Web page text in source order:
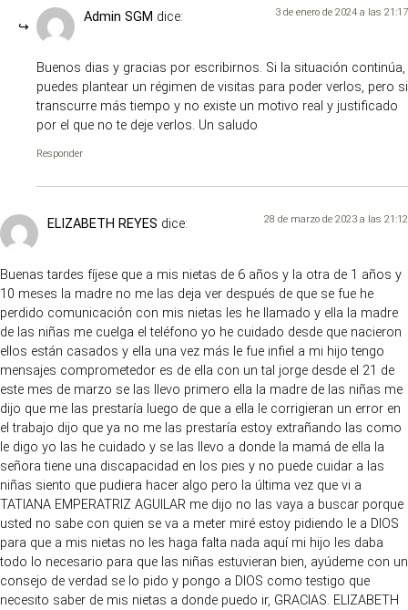
Admin SGM dice: 3 de enero de 2024 a las 21:17
Buenos dias y gracias por escribirnos. Si la situación continúa,
puedes plantear un régimen de visitas para poder verlos, pero si
transcurre más tiempo y no existe un motivo real y justificado
por el que no te deje verlos. Un saludo
Responder
ELIZABETH REYES dice: 28 de marzo de 2023 a las 21:12
Buenas tardes fíjese que a mis nietas de 6 años y la otra de 1 años y
10 meses la madre no me las deja ver después de que se fue he
perdido comunicación con mis nietas les he llamado y ella la madre
de las niñas me cuelga el teléfono yo he cuidado desde que nacieron
ellos están casados y ella una vez más le fue infiel a mi hijo tengo
mensajes comprometedor es de ella con un tal jorge desde el 21 de
este mes de marzo se las llevo primero ella la madre de las niñas me
dijo que me las prestaría luego de que a ella le corrigieran un error en
el trabajo dijo que ya no me las prestaría estoy extrañando las como
le digo yo las he cuidado y se las llevo a donde la mamá de ella la
señora tiene una discapacidad en los pies y no puede cuidar a las
niñas siento que pudiera hacer algo pero la última vez que vi a
TATIANA EMPERATRIZ AGUILAR me dijo no las vaya a buscar porque
usted no sabe con quien se va a meter miré estoy pidiendo le a DIOS
para que a mis nietas no les haga falta nada aquí mi hijo les daba
todo lo necesario para que las niñas estuvieran bien, ayúdeme con un
consejo de verdad se lo pido y pongo a DIOS como testigo que
necesito saber de mis nietas a donde puedo ir, GRACIAS. ELIZABETH